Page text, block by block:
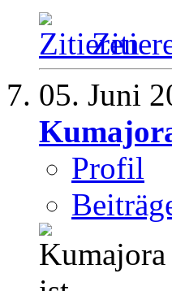
05. Juni
Profil